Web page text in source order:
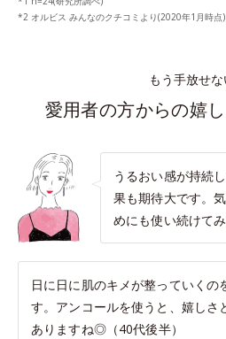
2 オルビス みんなのクチコミより(2020年1月時点)
もう手放せな
愛用者の方からの嬉
うるおい感が持続
果も期待大です。
めにも使い続けて
日に日に肌のキメが整っていくの
す。アンコールを使うと、嬉しさ
ありますね◎（40代後半）